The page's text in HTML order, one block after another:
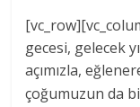
gecesi, gelecek
açımızla,
çoğumuzun da